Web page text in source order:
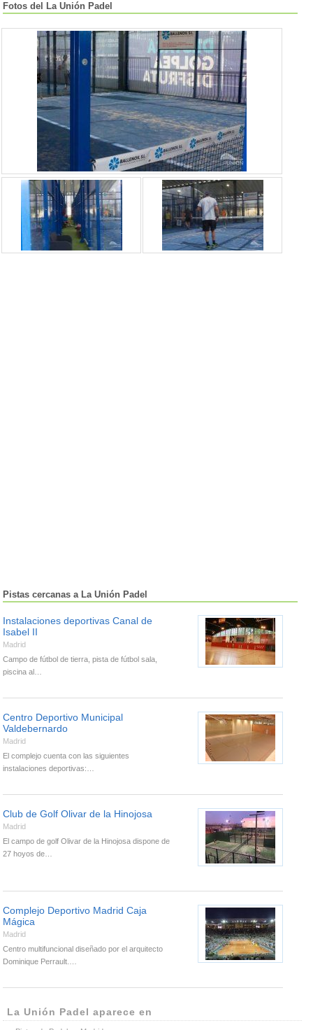
Fotos del La Unión Padel
Pistas cercanas a La Unión Padel
Instalaciones deportivas Canal de
Isabel II
Madrid
Campo de fútbol de tierra, pista de fútbol sala,
piscina al…
Centro Deportivo Municipal
Valdebernardo
Madrid
El complejo cuenta con las siguientes
instalaciones deportivas:…
Club de Golf Olivar de la Hinojosa
Madrid
El campo de golf Olivar de la Hinojosa dispone de
27 hoyos de…
Complejo Deportivo Madrid Caja
Mágica
Madrid
Centro multifuncional diseñado por el arquitecto
Dominique Perrault.…
La Unión Padel aparece en